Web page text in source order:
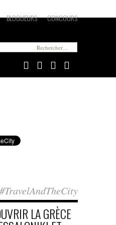
CONCOURS
BLOGUEURS
LA GRÈCE